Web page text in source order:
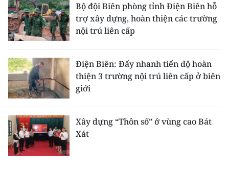
Bộ đội Biên phòng tỉnh Điện Biên hỗ
trợ xây dựng, hoàn thiện các trường
nội trú liên cấp
Điện Biên: Đẩy nhanh tiến độ hoàn
thiện 3 trường nội trú liên cấp ở biên
giới
Xây dựng “Thôn số” ở vùng cao Bát
Xát